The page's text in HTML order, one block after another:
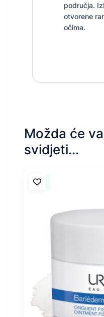
područja.
otvorene
očima.
Možda će
svidjeti…